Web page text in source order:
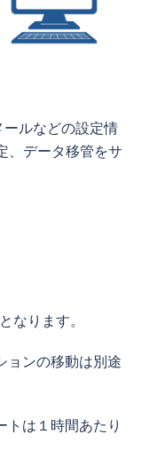
ルなどの設定情
、データ移管をサ
なります。
ョンの移動は別途
トは１時間あたり